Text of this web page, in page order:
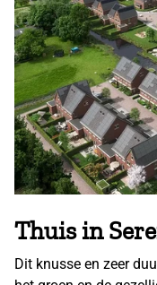
Thuis in
Dit knusse en zeer